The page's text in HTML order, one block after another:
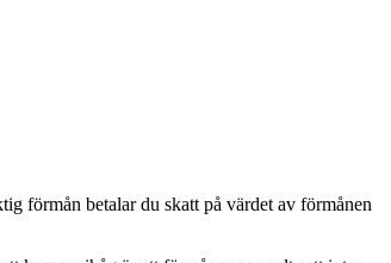
förmån betalar du skatt på värdet av förmånen